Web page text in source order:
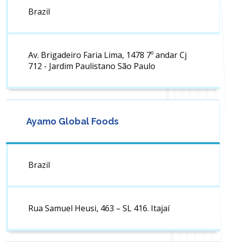
Brazil
Av. Brigadeiro Faria Lima, 1478 7º andar Cj
712 - Jardim Paulistano São Paulo
Ayamo Global Foods
Brazil
Rua Samuel Heusi, 463 – SL 416. Itajaí